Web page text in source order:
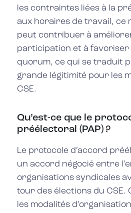
les contraintes liées à la
aux horaires de travail, ce
peut contribuer à
participation et à favoriser
quorum, ce qui se traduit
grande légitimité pour les
CSE.
Qu’est-ce que le
préélectoral (PAP) ?
Le protocole d’accord
un accord négocié entre
organisations syndicales
tour des élections du CSE.
les modalités